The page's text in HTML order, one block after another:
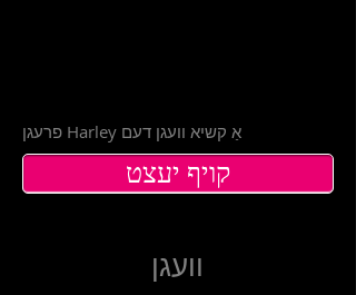
פרעגן Harley אַ קשיא וועגן דעם
קויף יעצט
וועגן